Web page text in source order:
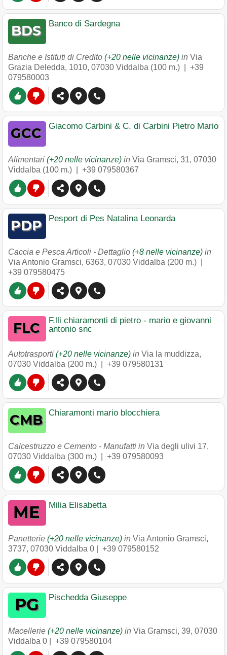
Banco di Sardegna
Banche e Istituti di Credito (+20 nelle vicinanze) in Via
Grazia Deledda, 1010, 07030 Viddalba (100 m.) | +39
079580003
Giacomo Carbini & C. di Carbini Pietro Mario
Alimentari (+20 nelle vicinanze) in Via Gramsci, 31, 07030
Viddalba (100 m.) | +39 079580367
Pesport di Pes Natalina Leonarda
Caccia e Pesca Articoli - Dettaglio (+8 nelle vicinanze) in
Via Antonio Gramsci, 6363, 07030 Viddalba (200 m.) |
+39 079580475
F.lli chiaramonti di pietro - mario e giovanni
antonio snc
Autotrasporti (+20 nelle vicinanze) in Via la muddizza,
07030 Viddalba (200 m.) | +39 079580131
Chiaramonti mario blocchiera
Calcestruzzo e Cemento - Manufatti in Via degli ulivi 17,
07030 Viddalba (300 m.) | +39 079580093
Milia Elisabetta
Panetterie (+20 nelle vicinanze) in Via Antonio Gramsci,
3737, 07030 Viddalba 0 | +39 079580152
Pischedda Giuseppe
Macellerie (+20 nelle vicinanze) in Via Gramsci, 39, 07030
Viddalba 0 | +39 079580104